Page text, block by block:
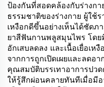
ป้องกันที่สอดคล้องกับร่างก
ธรรมชาติของร่างกาย ผู้ใช้
เหงือกดีขึ้นอย่างเห็นได้ชัดภ
ยาสีฟันกานพลูสมุนไพร โดย
อักเสบลดลง และเนื้อเยื่อเ
จากการถูกเปิดเผยและลดอ
คุณสมบัติบรรเทาอาการปว
ให้รู้สึกผ่อนคลายทันทีเมื่อมี